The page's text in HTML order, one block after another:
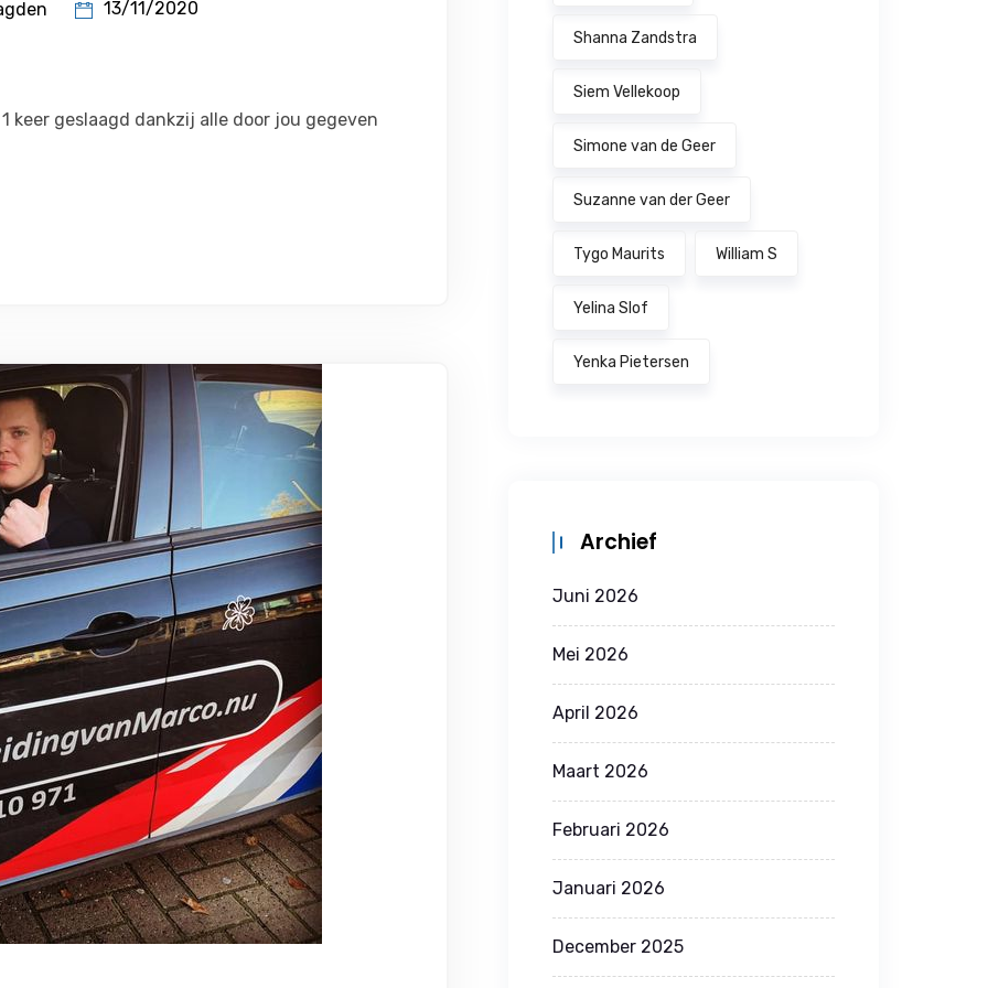
13/11/2020
keer geslaagd dankzij alle door jou gegeven
Shanna Zandstra
Siem Vellekoop
Simone van de Geer
Suzanne van der Geer
Tygo Maurits William S
Yelina Slof
Yenka Pietersen
Archief
Juni 2026
Mei 2026
April 2026
Maart 2026
Februari 2026
Januari 2026
December 2025